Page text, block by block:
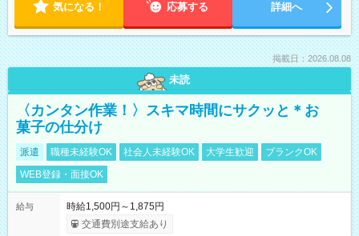
気になる！ 応募する 詳細へ
掲載日：2026.08.08
未読
〈カンタン作業！〉スキマ時間にサクッと＊お
菓子の仕分け
派遣 職種未経験OK 社会人未経験OK 大学生歓迎
ブランクOK
WEB登録・面接OK
給与
時給1,500円～1,875円
交通費別途支給あり